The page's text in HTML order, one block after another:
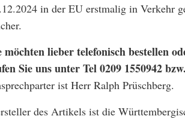
in der EU erstmalig in Verkehr
möchten lieber telefonisch bestellen
Sie uns unter Tel 0209 1550942
ist Herr Ralph Prüschberg.
des Artikels ist die